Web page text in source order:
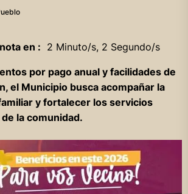
en : 2 Minuto/s, 2 Segundo/s
por pago anual y facilidades de
el Municipio busca acompañar la
y fortalecer los servicios
la comunidad.